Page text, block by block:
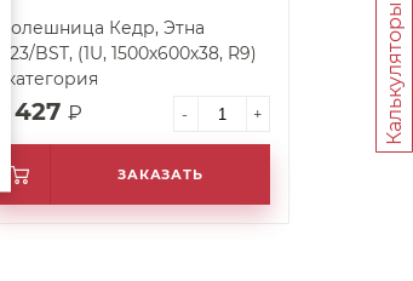
Столешница Кедр, Этна
2323/BST, (1U, 1500х600х38, R9)
4 категория
4 427 ₽ - +
ЗАКАЗАТЬ
Калькуляторы